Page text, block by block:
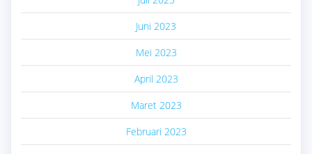
Juni 2023
Mei 2023
April 2023
Maret 2023
Februari 2023